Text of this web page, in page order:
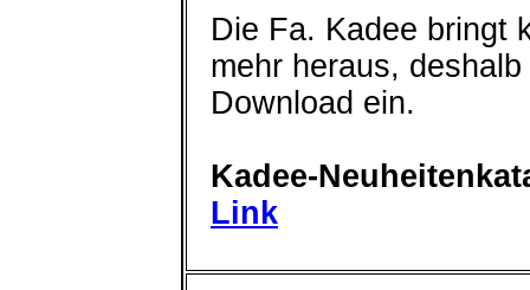
Die Fa. Kadee bringt
mehr heraus,
Download ein.
Kadee-
Link